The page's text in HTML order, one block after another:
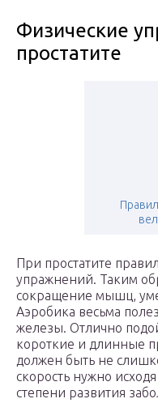
Физические
простатите
При простатите
упражнений. Таким
сокращение мышц,
Аэробика весьма
железы. Отлично
короткие и длинные
должен быть не
скорость нужно
степени развития